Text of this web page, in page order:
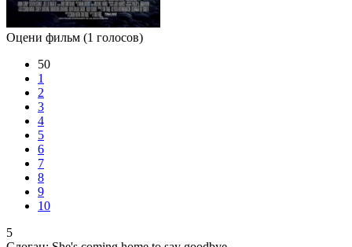
Оцени фильм (1 голосов)
50
1
2
3
4
5
6
7
8
9
10
5